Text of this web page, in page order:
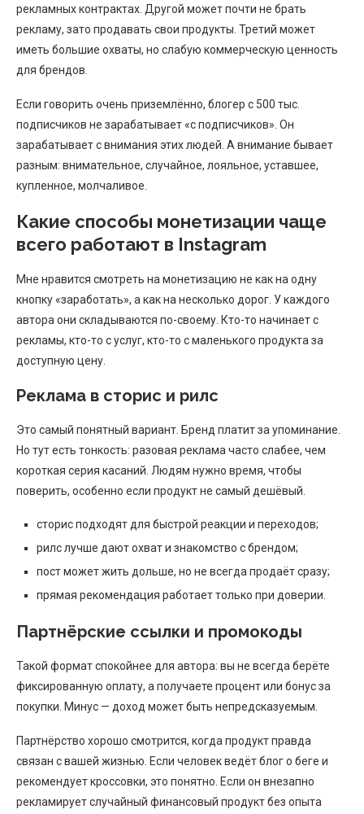
рекламных контрактах. Другой может почти не брать
рекламу, зато продавать свои продукты. Третий может
иметь большие охваты, но слабую коммерческую ценность
для брендов.
Если говорить очень приземлённо, блогер с 500 тыс.
подписчиков не зарабатывает «с подписчиков». Он
зарабатывает с внимания этих людей. А внимание бывает
разным: внимательное, случайное, лояльное, уставшее,
купленное, молчаливое.
Какие способы монетизации чаще
всего работают в Instagram
Мне нравится смотреть на монетизацию не как на одну
кнопку «заработать», а как на несколько дорог. У каждого
автора они складываются по-своему. Кто-то начинает с
рекламы, кто-то с услуг, кто-то с маленького продукта за
доступную цену.
Реклама в сторис и рилс
Это самый понятный вариант. Бренд платит за упоминание.
Но тут есть тонкость: разовая реклама часто слабее, чем
короткая серия касаний. Людям нужно время, чтобы
поверить, особенно если продукт не самый дешёвый.
сторис подходят для быстрой реакции и переходов;
рилс лучше дают охват и знакомство с брендом;
пост может жить дольше, но не всегда продаёт сразу;
прямая рекомендация работает только при доверии.
Партнёрские ссылки и промокоды
Такой формат спокойнее для автора: вы не всегда берёте
фиксированную оплату, а получаете процент или бонус за
покупки. Минус — доход может быть непредсказуемым.
Партнёрство хорошо смотрится, когда продукт правда
связан с вашей жизнью. Если человек ведёт блог о беге и
рекомендует кроссовки, это понятно. Если он внезапно
рекламирует случайный финансовый продукт без опыта